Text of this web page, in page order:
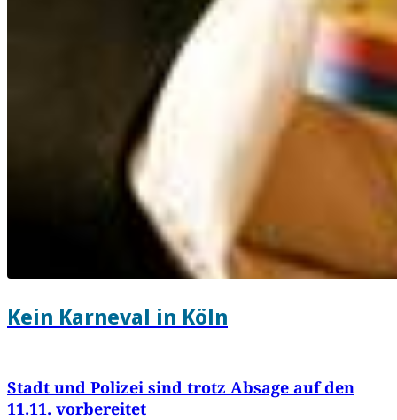
Kein Karneval in Köln
Stadt und Polizei sind trotz Absage auf den
11.11. vorbereitet